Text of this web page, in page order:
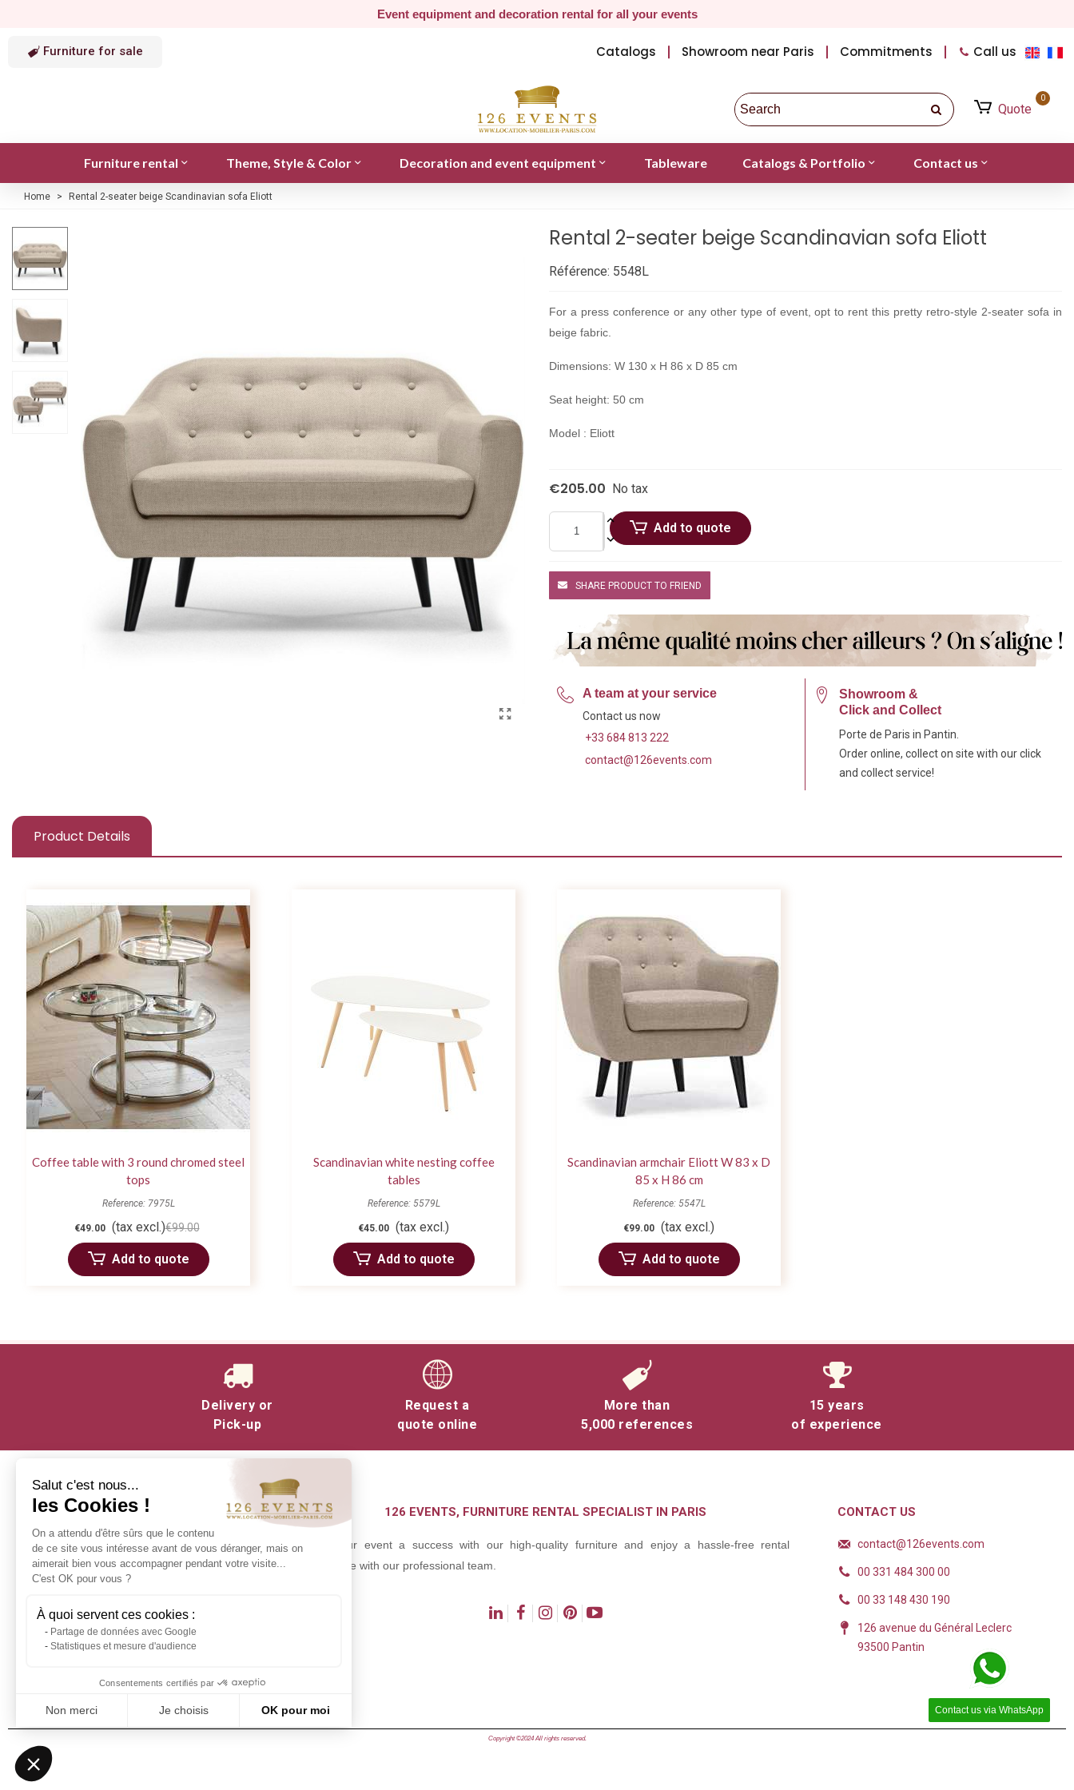
Event equipment and decoration rental for all your events
Furniture for sale Catalogs Showroom near Paris Commitments Call us
Quote
0
Furniture rental Theme, Style & Color Decoration and event equipment Tableware Catalogs & Portfolio Contact us
Home > Rental 2-seater beige Scandinavian sofa Eliott
Rental 2-seater beige Scandinavian sofa Eliott
Référence: 5548L
For a press conference or any other type of event, opt to rent this pretty retro-style 2-seater sofa in
beige fabric.
Dimensions: W 130 x H 86 x D 85 cm
Seat height: 50 cm
Model : Eliott
€205.00 No tax
Add to quote
SHARE PRODUCT TO FRIEND
A team at your service
Contact us now
+33 684 813 222
contact@126events.com
Showroom &
Click and Collect
Porte de Paris in Pantin.
Order online, collect on site with our click
and collect service!
Product Details
Coffee table with 3 round chromed steel
tops
Reference: 7975L
€49.00 (tax excl.)€99.00
Add to quote
Scandinavian white nesting coffee
tables
Reference: 5579L
€45.00 (tax excl.)
Add to quote
Scandinavian armchair Eliott W 83 x D
85 x H 86 cm
Reference: 5547L
€99.00 (tax excl.)
Add to quote
Delivery or
Pick-up
Request a
quote online
More than
5,000 references
15 years
of experience
INFORMATION
Contact us
Delivery at 126 Events
Our commitments
Rental Conditions
Sitemap
Frequently Asked Questions - Event
126 EVENTS, FURNITURE RENTAL SPECIALIST IN PARIS
Make your event a success with our high-quality furniture and enjoy a hassle-free rental
experience with our professional team.
CONTACT US
contact@126events.com
00 331 484 300 00
00 33 148 430 190
126 avenue du Général Leclerc
93500 Pantin
Copyright ©2024 All rights reserved.
Contact us via WhatsApp
Salut c'est nous...
les Cookies !
On a attendu d'être sûrs que le contenu
de ce site vous intéresse avant de vous déranger, mais on
aimerait bien vous accompagner pendant votre visite...
C'est OK pour vous ?
À quoi servent ces cookies :
Partage de données avec Google
Statistiques et mesure d'audience
Consentements certifiés par
Non merci Je choisis OK pour moi
Notre plateforme vous permet d'adapter et de gérer vos paramètres de confidentialité, en garantissant la conformité avec les réglementations. Personnalisez vos préférences pour contrôler la manière dont